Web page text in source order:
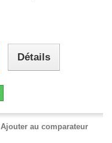
Détails
Ajouter au comparateur